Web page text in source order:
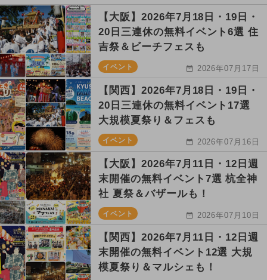
【大阪】2026年7月18日・19日・
20日三連休の無料イベント6選 住
吉祭＆ビーチフェスも
イベント 2026年07月17日
【関西】2026年7月18日・19日・
20日三連休の無料イベント17選
大規模夏祭り＆フェスも
イベント 2026年07月16日
【大阪】2026年7月11日・12日週
末開催の無料イベント7選 杭全神
社 夏祭＆バザールも！
イベント 2026年07月10日
【関西】2026年7月11日・12日週
末開催の無料イベント12選 大規
模夏祭り＆マルシェも！